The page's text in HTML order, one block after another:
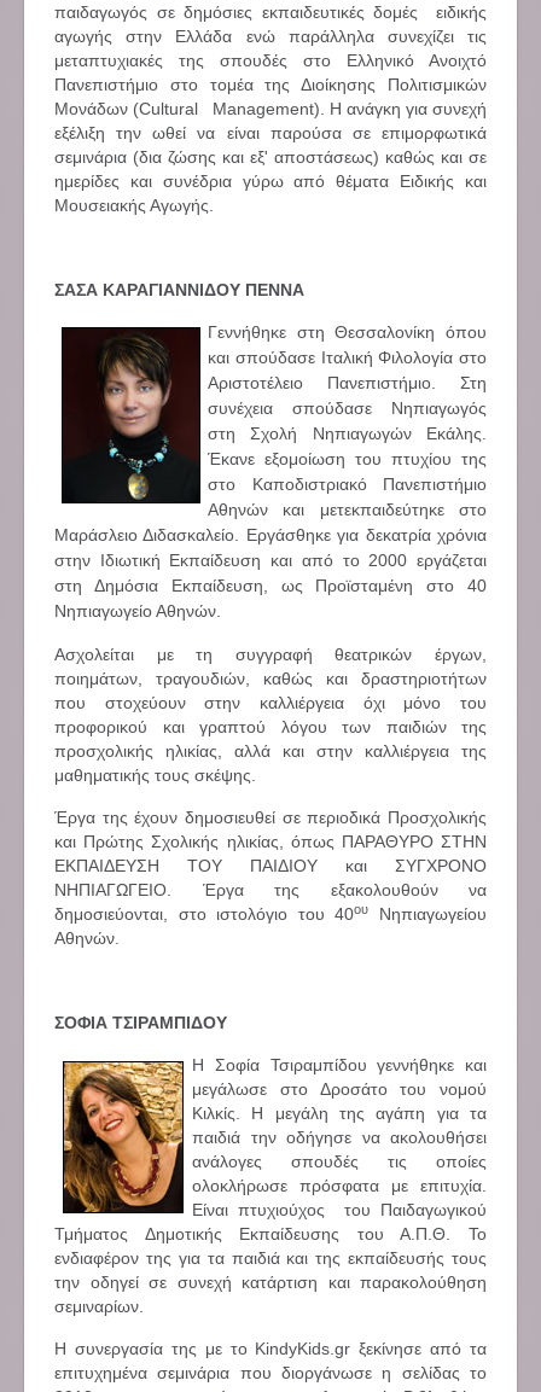
παιδαγωγός σε δημόσιες εκπαιδευτικές δομές ειδικής
αγωγής στην Ελλάδα ενώ παράλληλα συνεχίζει τις
μεταπτυχιακές της σπουδές στο Ελληνικό Ανοιχτό
Πανεπιστήμιο στο τομέα της Διοίκησης Πολιτισμικών
Μονάδων (Cultural Management). Η ανάγκη για συνεχή
εξέλιξη την ωθεί να είναι παρούσα σε επιμορφωτικά
σεμινάρια (δια ζώσης και εξ' αποστάσεως) καθώς και σε
ημερίδες και συνέδρια γύρω από θέματα Ειδικής και
Μουσειακής Αγωγής.
ΣΑΣΑ ΚΑΡΑΓΙΑΝΝΙΔΟΥ ΠΕΝΝΑ
Γεννήθηκε στη Θεσσαλονίκη όπου
και σπούδασε Ιταλική Φιλολογία στο
Αριστοτέλειο Πανεπιστήμιο. Στη
συνέχεια σπούδασε Νηπιαγωγός
στη Σχολή Νηπιαγωγών Εκάλης.
Έκανε εξομοίωση του πτυχίου της
στο Καποδιστριακό Πανεπιστήμιο
Αθηνών και μετεκπαιδεύτηκε στο
Μαράσλειο Διδασκαλείο. Εργάσθηκε για δεκατρία χρόνια
στην Ιδιωτική Εκπαίδευση και από το 2000 εργάζεται
στη Δημόσια Εκπαίδευση, ως Προϊσταμένη στο 40
Νηπιαγωγείο Αθηνών.
Ασχολείται με τη συγγραφή θεατρικών έργων,
ποιημάτων, τραγουδιών, καθώς και δραστηριοτήτων
που στοχεύουν στην καλλιέργεια όχι μόνο του
προφορικού και γραπτού λόγου των παιδιών της
προσχολικής ηλικίας, αλλά και στην καλλιέργεια της
μαθηματικής τους σκέψης.
Έργα της έχουν δημοσιευθεί σε περιοδικά Προσχολικής
και Πρώτης Σχολικής ηλικίας, όπως ΠΑΡΑΘΥΡΟ ΣΤΗΝ
ΕΚΠΑΙΔΕΥΣΗ ΤΟΥ ΠΑΙΔΙΟΥ και ΣΥΓΧΡΟΝΟ
ΝΗΠΙΑΓΩΓΕΙΟ. Έργα της εξακολουθούν να
δημοσιεύονται, στο ιστολόγιο του 40ου
Νηπιαγωγείου
Αθηνών.
ΣΟΦΙΑ ΤΣΙΡΑΜΠΙΔΟΥ
Η Σοφία Τσιραμπίδου γεννήθηκε και
μεγάλωσε στο Δροσάτο του νομού
Κιλκίς. Η μεγάλη της αγάπη για τα
παιδιά την οδήγησε να ακολουθήσει
ανάλογες σπουδές τις οποίες
ολοκλήρωσε πρόσφατα με επιτυχία.
Είναι πτυχιούχος του Παιδαγωγικού
Τμήματος Δημοτικής Εκπαίδευσης του Α.Π.Θ. Το
ενδιαφέρον της για τα παιδιά και της εκπαίδευσής τους
την οδηγεί σε συνεχή κατάρτιση και παρακολούθηση
σεμιναρίων.
Η συνεργασία της με το KindyKids.gr ξεκίνησε από τα
επιτυχημένα σεμινάρια που διοργάνωσε η σελίδας το